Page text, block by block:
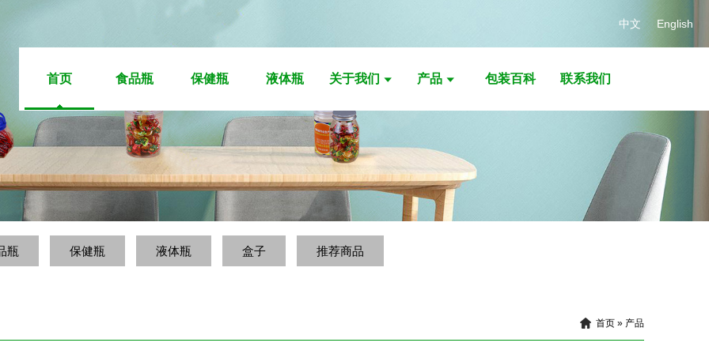
中文 English
首页 食品瓶 保健瓶 液体瓶 关于我们 产品 包装百科 联系我们
瓶 保健瓶 液体瓶 盒子 推荐商品
首页 » 产品